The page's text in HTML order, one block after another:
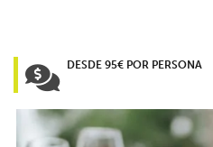
DESDE 95€ POR PERSONA